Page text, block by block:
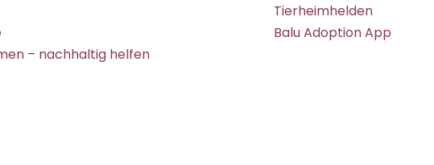
– nachhaltig helfen
Tierheimhelden
Balu Adoption App